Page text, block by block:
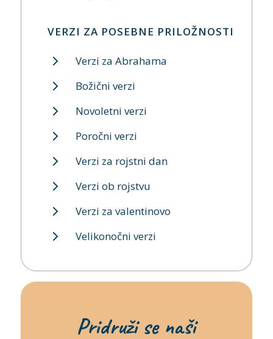
VERZI ZA POSEBNE PRILOŽNOSTI
Verzi za Abrahama
Božični verzi
Novoletni verzi
Poročni verzi
Verzi za rojstni dan
Verzi ob rojstvu
Verzi za valentinovo
Velikonočni verzi
Pridruži se naši